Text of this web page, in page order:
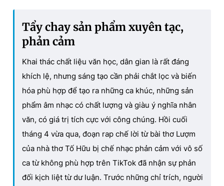
Tẩy chay sản phẩm xuyên tạc,
phản cảm
Khai thác chất liệu văn học, dân gian là rất đáng
khích lệ, nhưng sáng tạo cần phải chắt lọc và biến
hóa phù hợp để tạo ra những ca khúc, những sản
phẩm âm nhạc có chất lượng và giàu ý nghĩa nhân
văn, có giá trị tích cực với công chúng. Hồi cuối
tháng 4 vừa qua, đoạn rap chế lời từ bài thơ Lượm
của nhà thơ Tố Hữu bị chế nhạc phản cảm với vô số
ca từ không phù hợp trên TikTok đã nhận sự phản
đối kịch liệt từ dư luận. Trước những chỉ trích, người